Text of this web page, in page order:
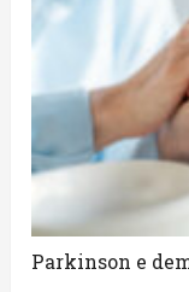
Parkinson e